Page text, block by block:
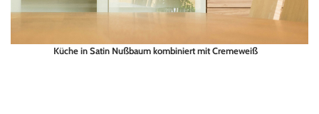
Objektausstattung
Küche in Satin Nußbaum kombiniert mit Cremeweiß
Granit Arbeitsplatte, Rückwand in kunststoffbeschichtet Dekor